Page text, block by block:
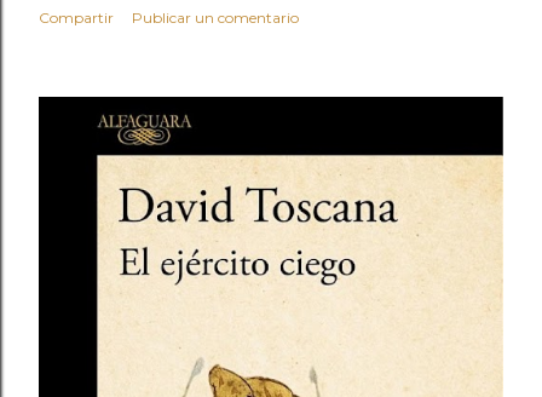
Compartir Publicar un comentario